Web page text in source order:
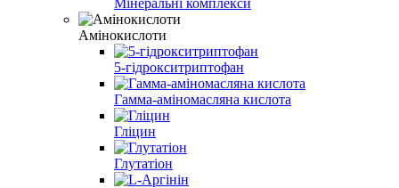
Амінокислоти
5-гідрокситриптофан
Гамма-аміномасляна кислота
Гліцин
Глутатіон